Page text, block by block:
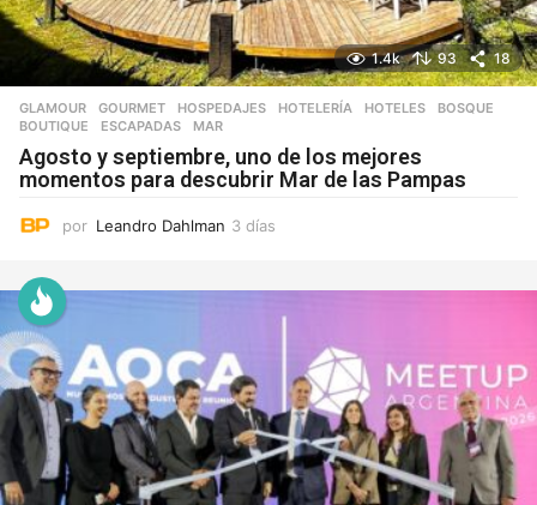
1.4k 93 18
GLAMOUR ,GOURMET ,HOSPEDAJES ,HOTELERÍA ,HOTELES BOSQUE
BOUTIQUE
,ESCAPADAS ,MAR
Agosto y septiembre, uno de los mejores
momentos para descubrir Mar de las Pampas
por Leandro Dahlman 3 días
a
s